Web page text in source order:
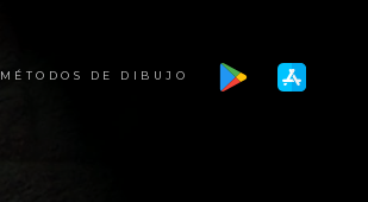
MÉTODOS DE DIBUJO